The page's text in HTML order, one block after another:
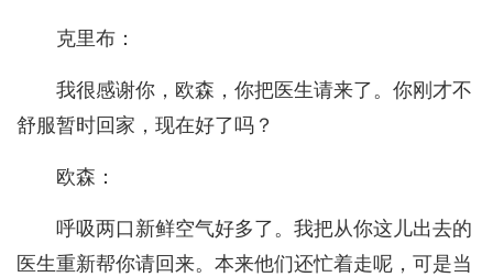
克里布：
我很感谢你，欧森，你把医生请来了。你刚才不
舒服暂时回家，现在好了吗？
欧森：
呼吸两口新鲜空气好多了。我把从你这儿出去的
医生重新帮你请回来。本来他们还忙着走呢，可是当